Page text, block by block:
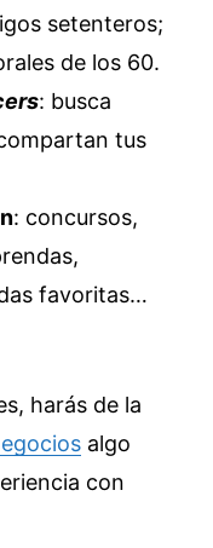
setenteros;
de los 60.
: busca
tus
: concursos,
favoritas…
harás de la
algo
con